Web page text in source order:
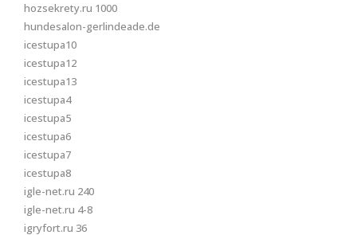
hozsekrety.ru 1000
hundesalon-gerlindeade.de
icestupa10
icestupa12
icestupa13
icestupa4
icestupa5
icestupa6
icestupa7
icestupa8
igle-net.ru 240
igle-net.ru 4-8
igryfort.ru 36